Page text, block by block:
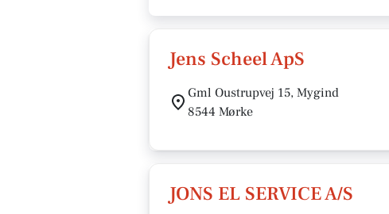
Jens Scheel ApS
Gml Oustrupvej 15, Mygind
8544 Mørke
JONS EL SERVICE A/S